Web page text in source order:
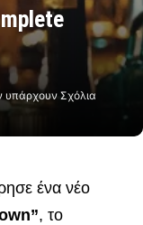
υπάρχουν Σχόλια
ένα νέο
, το